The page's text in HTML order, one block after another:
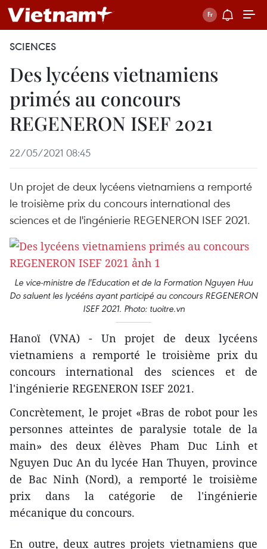
SCIENCES
Des lycéens vietnamiens
primés au concours
REGENERON ISEF 2021
22/05/2021 08:45
Un projet de deux lycéens vietnamiens a remporté
le troisième prix du concours international des
sciences et de l'ingénierie REGENERON ISEF 2021.
Le vice-ministre de l'Education et de la Formation Nguyen Huu
Do saluent les lycééns ayant participé au concours REGENERON
ISEF 2021. Photo: tuoitre.vn
Hanoï (VNA) - Un projet de deux lycéens
vietnamiens a remporté le troisième prix du
concours international des sciences et de
l'ingénierie REGENERON ISEF 2021.
Concrètement, le projet «Bras de robot pour les
personnes atteintes de paralysie totale de la
main» des deux élèves Pham Duc Linh et
Nguyen Duc An du lycée Han Thuyen, province
de Bac Ninh (Nord), a remporté le troisième
prix dans la catégorie de l'ingénierie
mécanique du concours.
En outre, deux autres projets vietnamiens que